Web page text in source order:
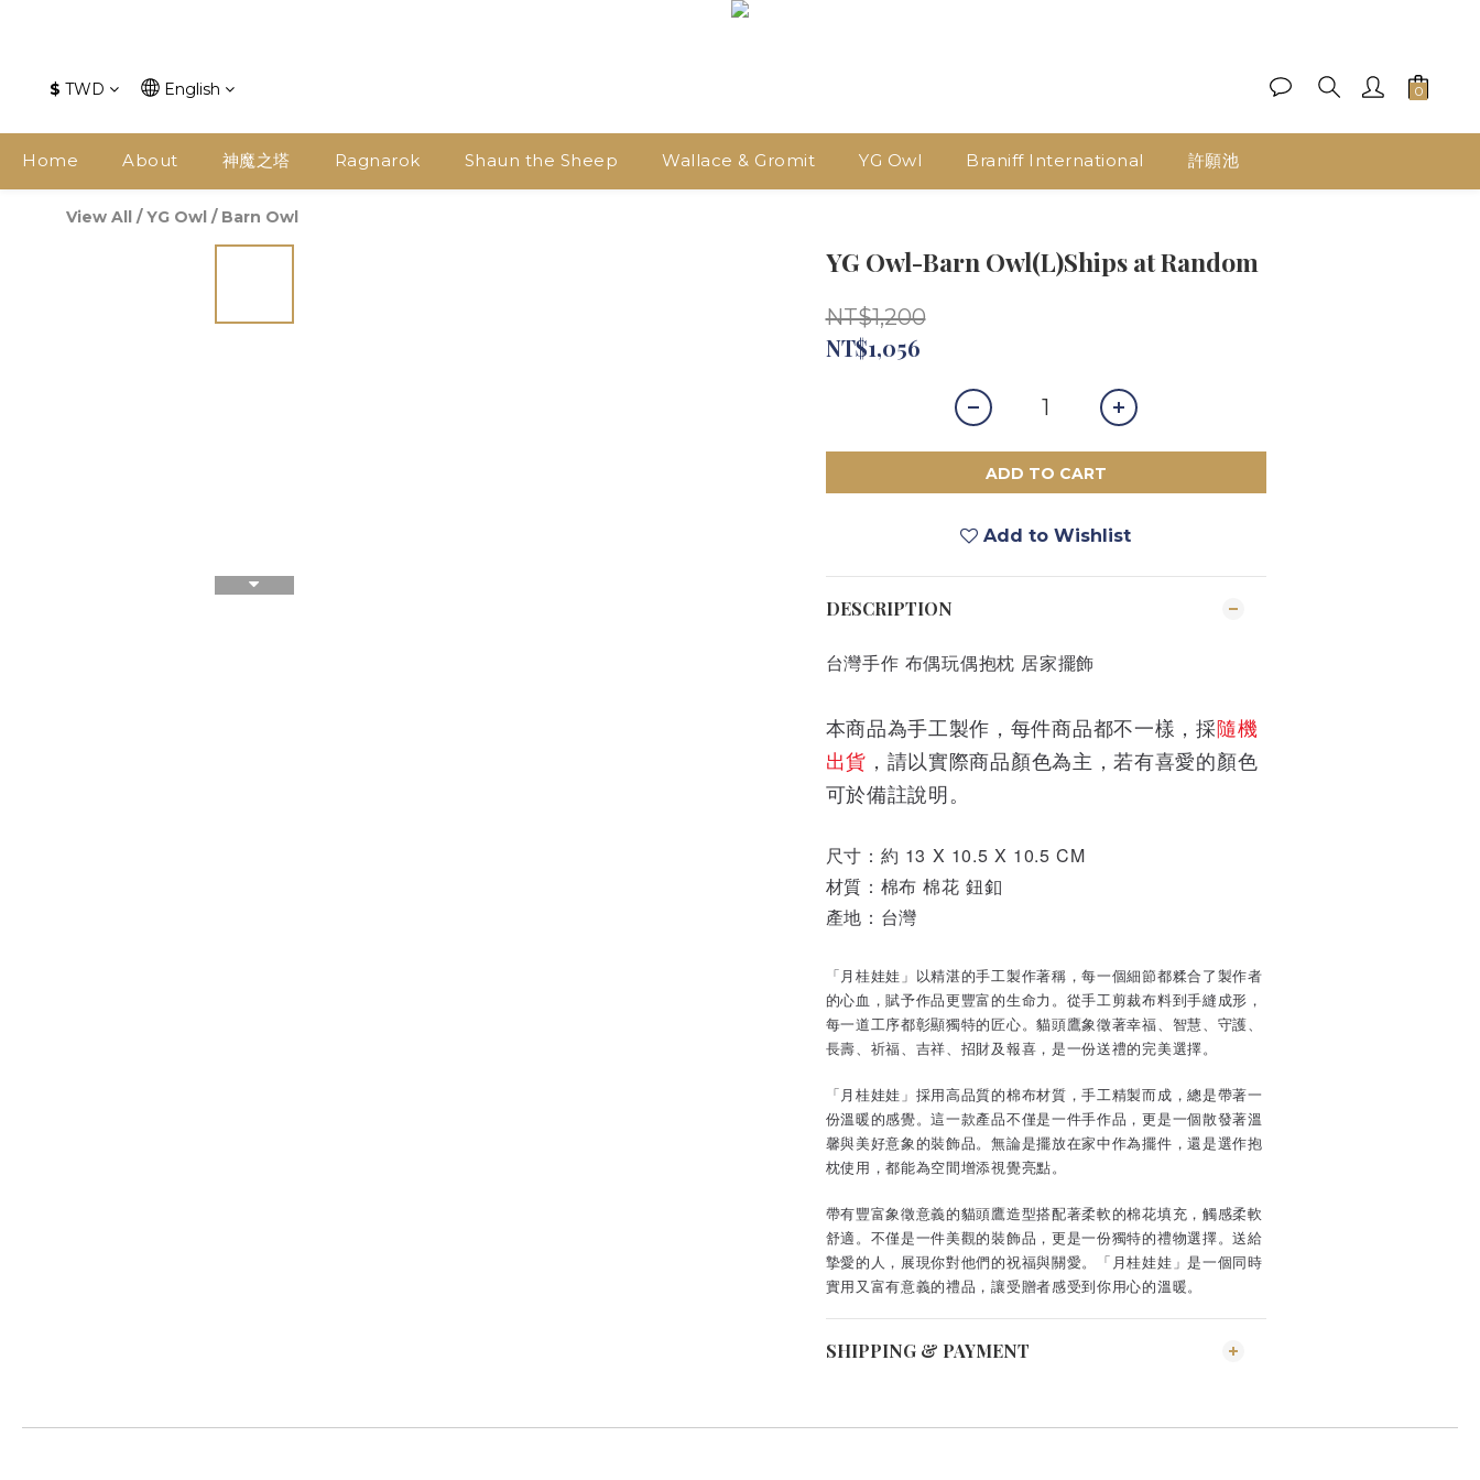
$ TWD English
Home About 神魔之塔 Ragnarok Shaun the Sheep Wallace & Gromit YG Owl Braniff International 許願池
View All /YG Owl / Barn Owl
YG Owl-Barn Owl(L)Ships at Random
NT$1,200
NT$1,056
ADD TO CART
Add to Wishlist
DESCRIPTION
台灣手作 布偶玩偶抱枕 居家擺飾
本商品為手工製作，每件商品都不一樣，採隨機
出貨 ，請以實際商品顏色為主 ，若有喜愛的顏色
可於備註說明。
尺寸：約 13 X 10.5 X 10.5 CM
材質：棉布 棉花 鈕釦
產地：台灣
「月桂娃娃」以精湛的手工製作著稱，每一個細節都糅合了製作者
的心血，賦予作品更豐富的生命力。從手工剪裁布料到手縫成形，
每一道工序都彰顯獨特的匠心。貓頭鷹象徵著幸福、智慧、守護、
長壽、祈福、吉祥、招財及報喜，是一份送禮的完美選擇。
「月桂娃娃」採用高品質的棉布材質，手工精製而成，總是帶著一
份溫暖的感覺。這一款產品不僅是一件手作品，更是一個散發著溫
馨與美好意象的裝飾品。無論是擺放在家中作為擺件，還是選作抱
枕使用，都能為空間增添視覺亮點。
帶有豐富象徵意義的貓頭鷹造型搭配著柔軟的棉花填充，觸感柔軟
舒適。不僅是一件美觀的裝飾品，更是一份獨特的禮物選擇。送給
摯愛的人，展現你對他們的祝福與關愛。「月桂娃娃」是一個同時
實用又富有意義的禮品，讓受贈者感受到你用心的溫暖。
SHIPPING & PAYMENT